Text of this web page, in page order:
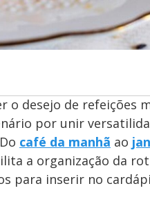
o desejo de refeições
por unir
café da manhã ao
a organização da
para inserir no